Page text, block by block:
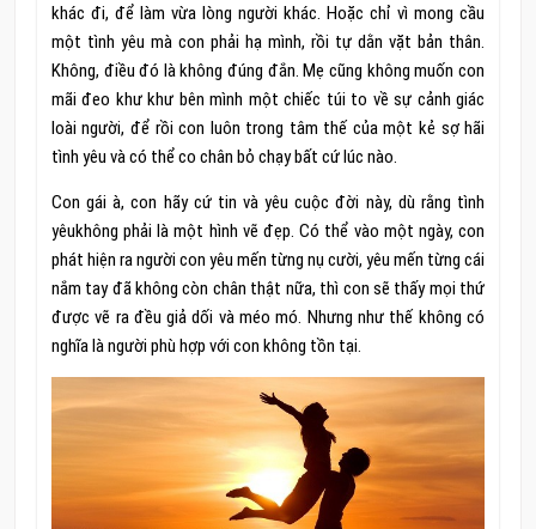
khác đi, để làm vừa lòng người khác. Hoặc chỉ vì mong cầu
một tình yêu mà con phải hạ mình, rồi tự dằn vặt bản thân.
Không, điều đó là không đúng đắn. Mẹ cũng không muốn con
mãi đeo khư khư bên mình một chiếc túi to về sự cảnh giác
loài người, để rồi con luôn trong tâm thế của một kẻ sợ hãi
tình yêu và có thể co chân bỏ chạy bất cứ lúc nào.
Con gái à, con hãy cứ tin và yêu cuộc đời này, dù rằng tình
yêukhông phải là một hình vẽ đẹp. Có thể vào một ngày, con
phát hiện ra người con yêu mến từng nụ cười, yêu mến từng cái
nắm tay đã không còn chân thật nữa, thì con sẽ thấy mọi thứ
được vẽ ra đều giả dối và méo mó. Nhưng như thế không có
nghĩa là người phù hợp với con không tồn tại.